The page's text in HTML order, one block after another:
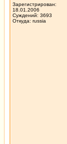
Зарегистрирован:
18.01.2006
Суждений: 3693
Откуда: russia